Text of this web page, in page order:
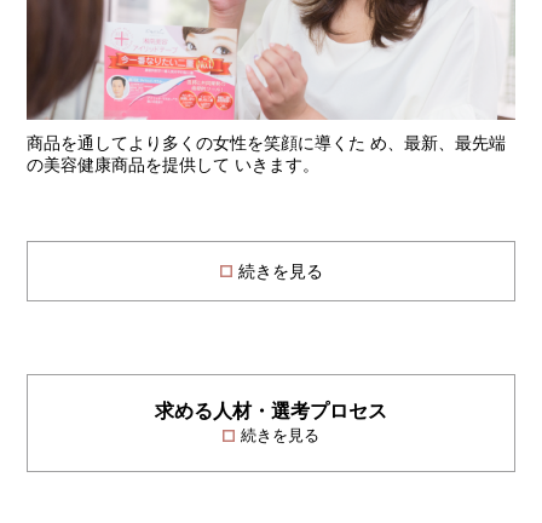
商品を通してより多くの女性を笑顔に導くた め、最新、最先端
の美容健康商品を提供して いきます。
続きを見る
求める人材・選考プロセス
続きを見る